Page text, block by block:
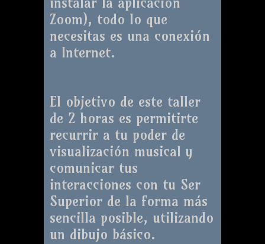
Zoom), todo lo que
necesitas es una conexión
a Internet.
El objetivo de este taller
de 2 horas es permitirte
recurrir a tu poder de
visualización musical y
comunicar tus
interacciones con tu Ser
Superior de la forma más
sencilla posible, utilizando
un dibujo básico.